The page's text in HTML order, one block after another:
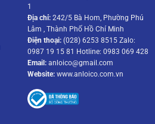
1
Địa chỉ:242/5 Bà Hom, Phường Phú
Lâm , Thành Phố Hồ Chí Minh
Điện thoại:(028) 6253 8515 Zalo:
0987 19 15 81 Hotline: 0983 069 428
Email:anloico@gmail.com
Website:www.anloico.com.vn